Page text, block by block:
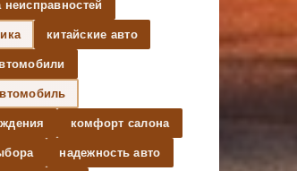
неисправностей
китайские авто
комфорт салона
надежность авто